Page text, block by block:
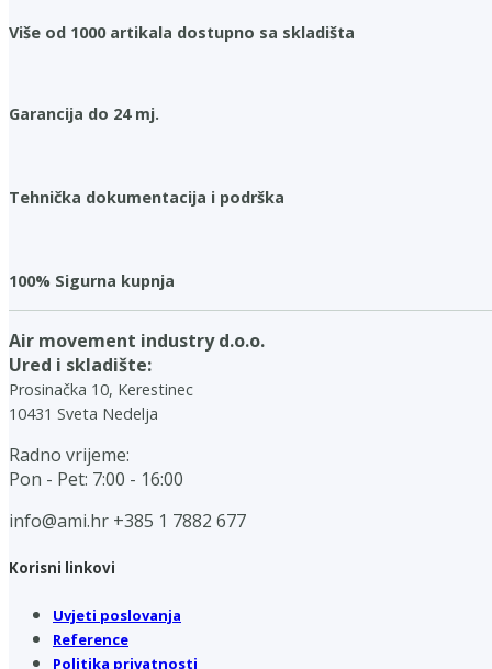
Više od 1000 artikala dostupno sa skladišta
Garancija do 24 mj.
Tehnička dokumentacija i podrška
100% Sigurna kupnja
Air movement industry d.o.o.
Ured i skladište:
Prosinačka 10, Kerestinec
10431 Sveta Nedelja
Radno vrijeme:
Pon - Pet: 7:00 - 16:00
info@ami.hr +385 1 7882 677
Korisni linkovi
Uvjeti poslovanja
Reference
Politika privatnosti